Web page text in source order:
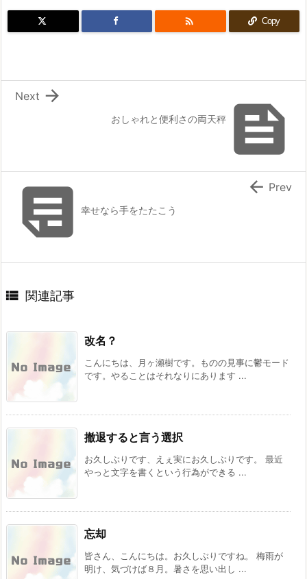
 Copy

おしゃれと便利さの両天秤

Next
幸せなら手をたたこう
 Prev
 関連記事
改名？
こんにちは、月ヶ瀬樹です。ものの見事に鬱モード
です。やることはそれなりにあります ...
撤退すると言う選択
お久しぶりです、えぇ実にお久しぶりです。 最近
やっと文字を書くという行為ができる ...
忘却
皆さん、こんにちは。お久しぶりですね。 梅雨が
明け、気づけば８月。暑さを思い出し ...